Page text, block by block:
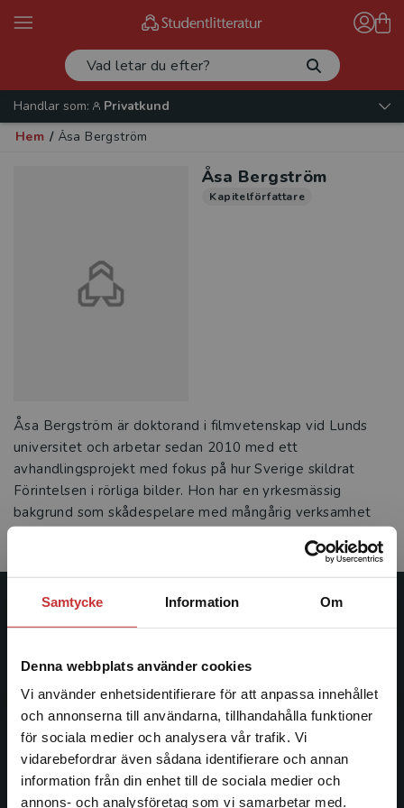
Samtycke Information Om
Denna webbplats använder cookies
Vi använder enhetsidentifierare för att anpassa innehållet
och annonserna till användarna, tillhandahålla funktioner
för sociala medier och analysera vår trafik. Vi
vidarebefordrar även sådana identifierare och annan
information från din enhet till de sociala medier och
annons- och analysföretag som vi samarbetar med.
Begränsad fraktregion
Handlar som:
Privatkund
Hem / Åsa Bergström
Åsa Bergström
Kapitelförfattare
Åsa Bergström är doktorand i filmvetenskap vid Lunds
universitet och arbetar sedan 2010 med ett
avhandlingsprojekt med fokus på hur Sverige skildrat
Förintelsen i rörliga bilder. Hon har en yrkesmässig
bakgrund som skådespelare med mångårig verksamhet
Studentlitteratur grundades 1963 och är idag Sveriges
facklitteratur, utbildningar och digitala
informationstjänster i utbudet, finns Studentlitteratur med
längs hela kunskapsresan.
Kontakta oss